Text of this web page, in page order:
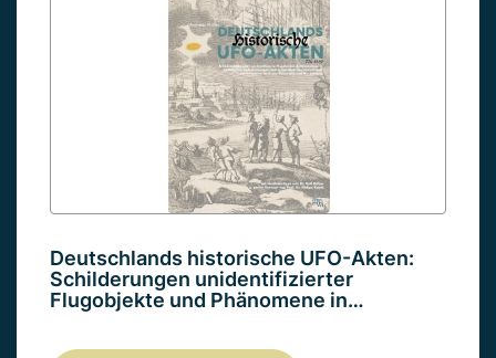
Deutschlands historische UFO-Akten:
Schilderungen unidentifizierter
Flugobjekte und Phänomene in…